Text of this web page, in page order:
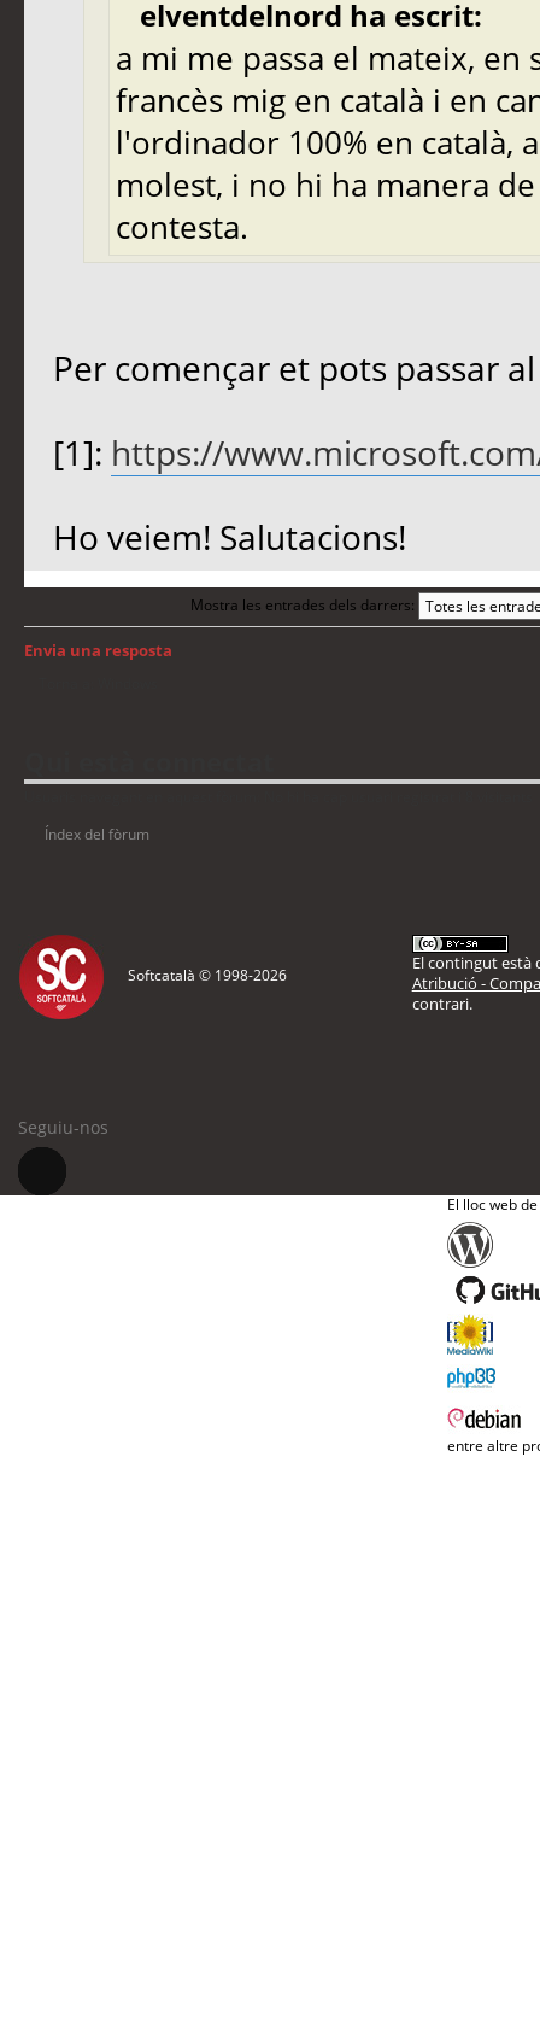
elventdelnord ha escrit:
a mi me passa el mateix,
francès mig en català i en
l'ordinador 100% en català,
molest, i no hi ha manera
contesta.
Per començar et pots passar
[1]: https://
Ho veiem! Salutacions!
Mostra les entrades dels darrers:
Envia una resposta
Índex del fòrum
Softcatalà © 1998-2026
El contingut està
Atribució -
contrari.
Seguiu-nos
El lloc web
entre altre